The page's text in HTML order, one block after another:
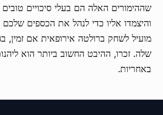
שההימורים האלה הם בעלי סיכויים טובים
והיצמדו אליו כדי לנהל את הכספים
מועיל לשחק ברולטה אירופאית אם זמין,
שלה. זכרו, ההיבט החשוב ביותר הוא
באחריות.